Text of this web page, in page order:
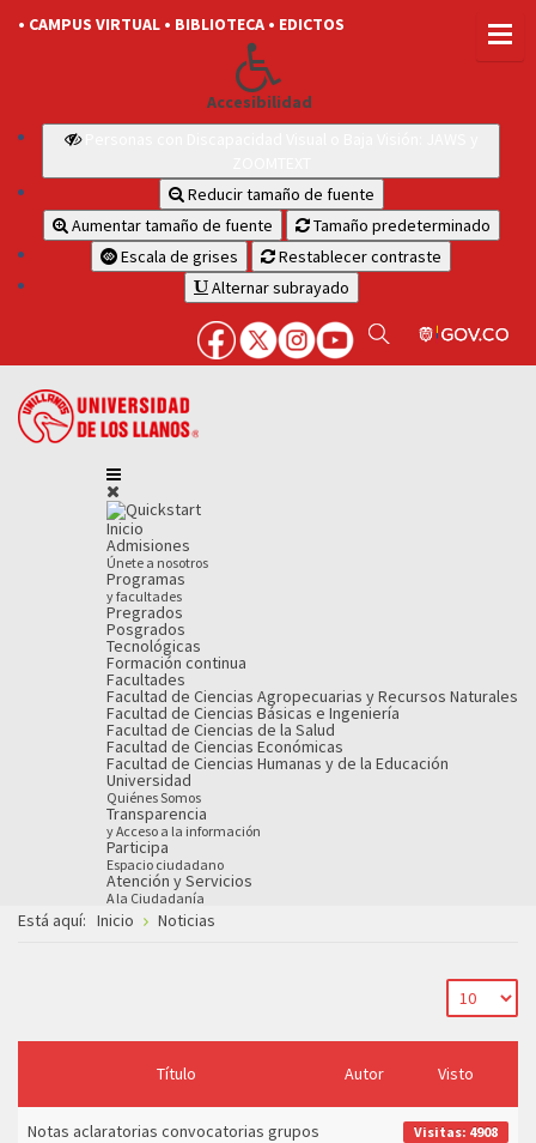
• CAMPUS VIRTUAL • BIBLIOTECA • EDICTOS
Accesibilidad
Reducir tamaño de fuente
Aumentar tamaño de fuente
Tamaño predeterminado
Escala de grises
Restablecer contraste
Alternar subrayado
Inicio
Admisiones
Únete a nosotros
Programas
y facultades
Pregrados
Posgrados
Tecnológicas
Formación continua
Facultades
Facultad de Ciencias Agropecuarias y Recursos Naturales
Facultad de Ciencias Básicas e Ingeniería
Facultad de Ciencias de la Salud
Facultad de Ciencias Económicas
Facultad de Ciencias Humanas y de la Educación
Universidad
Quiénes Somos
Transparencia
y Acceso a la información
Participa
Espacio ciudadano
Atención y Servicios
A la Ciudadanía
Está aquí: Inicio Noticias
Título Autor Visto
Notas aclaratorias convocatorias grupos
Visitas: 4908